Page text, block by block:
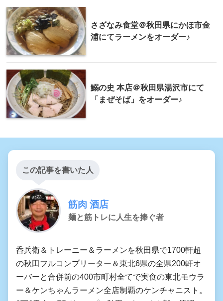
さざなみ食堂＠秋田県にかほ市金
浦にてラーメンをオーダー♪
鰯の史 本店＠秋田県湯沢市にて
「まぜそば」をオーダー♪
この記事を書いた人
筋肉 酒店
麺と筋トレに人生を捧ぐ者
呑兵衛＆トレーニー＆ラーメンを秋田県で1700軒超
の秋田フルコンプリーター＆東北6県の全県200軒オ
ーバーと合併前の400市町村全てで実食の東北モウラ
ー＆ケンちゃんラーメン全店制覇のケンチャニスト。